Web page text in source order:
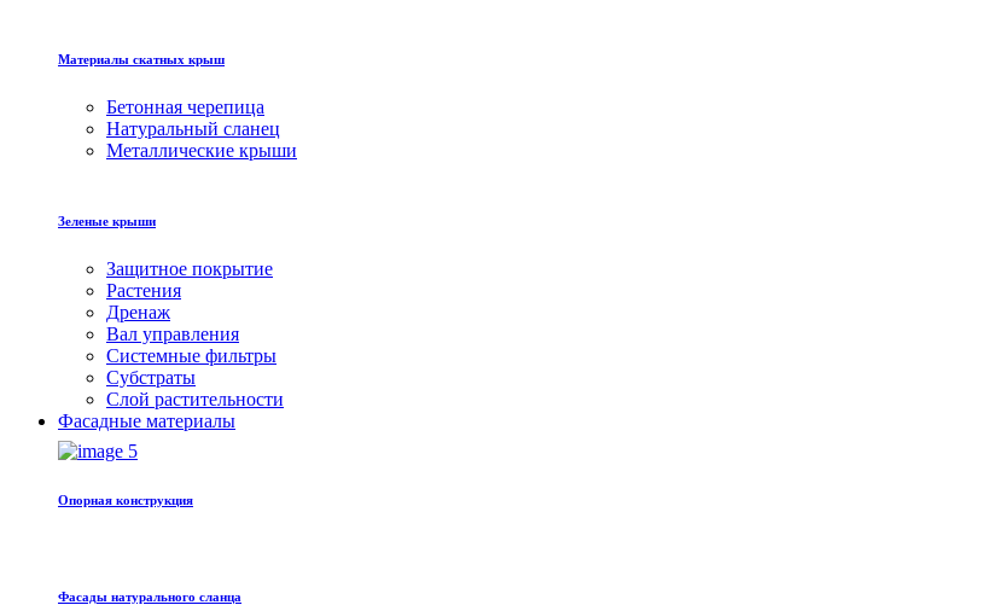
Материалы скатных крыш
Бетонная черепица
Натуральный сланец
Металлические крыши
Зеленые крыши
Защитное покрытие
Растения
Дренаж
Вал управления
Системные фильтры
Субстраты
Слой растительности
Фасадные материалы
Oпорная конструкция
Фасады натурального сланца